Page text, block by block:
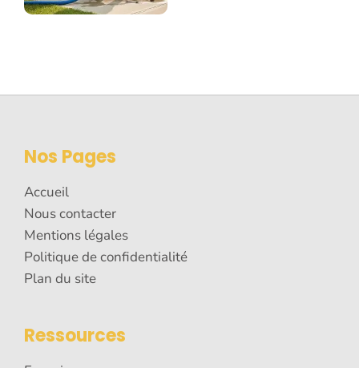
Nos Pages
Accueil
Nous contacter
Mentions légales
Politique de confidentialité
Plan du site
Ressources